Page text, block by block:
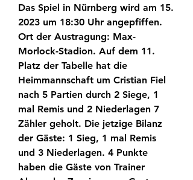
Das Spiel in Nürnberg wird am 15.
2023 um 18:30 Uhr angepfiffen.
Ort der Austragung: Max-
Morlock-Stadion. Auf dem 11.
Platz der Tabelle hat die
Heimmannschaft um Cristian Fiel
nach 5 Partien durch 2 Siege, 1
mal Remis und 2 Niederlagen 7
Zähler geholt. Die jetzige Bilanz
der Gäste: 1 Sieg, 1 mal Remis
und 3 Niederlagen. 4 Punkte
haben die Gäste von Trainer